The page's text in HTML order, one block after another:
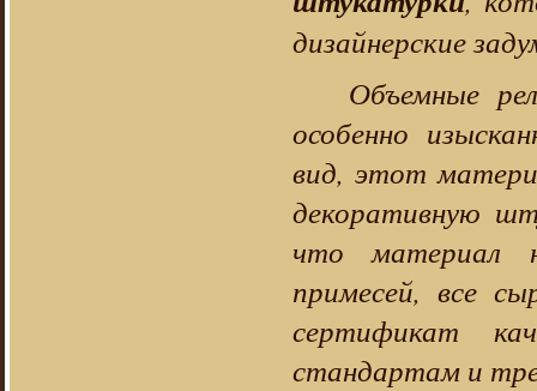
дизайнерские
Объемные
особенно
вид, этот
декоративную
что материал
примесей, все
сертификат
стандартам и